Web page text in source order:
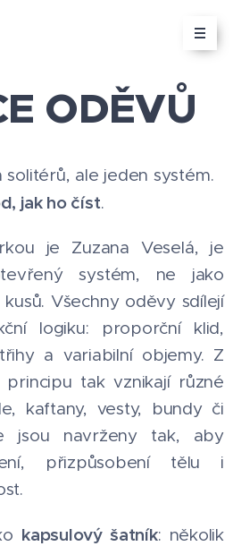
ODĚVŮ
ale jeden systém.
jak ho číst.
je Zuzana Veselá, je
systém, ne jako
Všechny oděvy sdílejí
logiku: proporční klid,
a variabilní objemy. Z
principu tak vznikají různé
kaftany, vesty, bundy či
jsou navrženy tak, aby
přizpůsobení tělu i
kapsulový šatník: několik